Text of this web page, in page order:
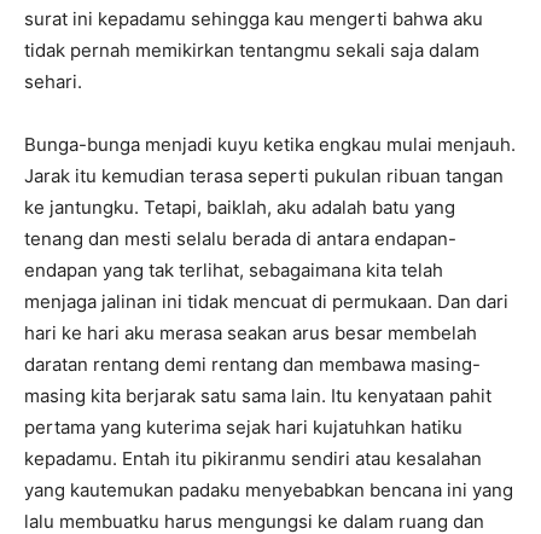
surat ini kepadamu sehingga kau mengerti bahwa aku
tidak pernah memikirkan tentangmu sekali saja dalam
sehari.
Bunga-bunga menjadi kuyu ketika engkau mulai menjauh.
Jarak itu kemudian terasa seperti pukulan ribuan tangan
ke jantungku. Tetapi, baiklah, aku adalah batu yang
tenang dan mesti selalu berada di antara endapan-
endapan yang tak terlihat, sebagaimana kita telah
menjaga jalinan ini tidak mencuat di permukaan. Dan dari
hari ke hari aku merasa seakan arus besar membelah
daratan rentang demi rentang dan membawa masing-
masing kita berjarak satu sama lain. Itu kenyataan pahit
pertama yang kuterima sejak hari kujatuhkan hatiku
kepadamu. Entah itu pikiranmu sendiri atau kesalahan
yang kautemukan padaku menyebabkan bencana ini yang
lalu membuatku harus mengungsi ke dalam ruang dan